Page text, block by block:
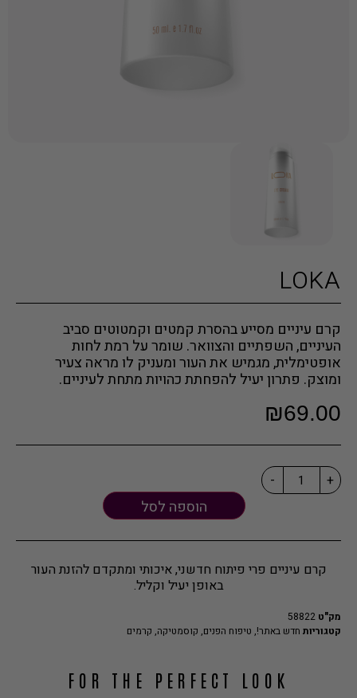
LOKA
קרם עיניים מסייע בהסרת קמטים וקמטוטים סביב
העיניים, השפתיים והצוואר. שומר על רמת לחות
אופטימלית, מגמיש את העור ומעניק לו מראה צעיר
ומוצק. פתרון יעיל להפחתת כהויות מתחת לעיניים.
₪69.00
- +
הוספה לסל
קרם עיניים פרי פיתוח חדשני, איכותי ומתקדם להזנת העור
באופן יעיל וקליל.
מק"ט 58822
קטגוריות חדש באתר!, טיפוח הפנים, קוסמטיקה, קרמים
FOR THE PERFECT LOOK